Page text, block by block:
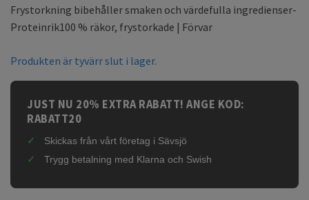
Frystorkning bibehåller smaken och värdefulla ingredienser-
Proteinrik100 % räkor, frystorkade | Förvar
Produkten är tyvärr slut i lager.
JUST NU 20% EXTRA RABATT! ANGE KOD:
RABATT20
Skickas från vårt företag i Sävsjö
Trygg betalning med Klarna och Swish